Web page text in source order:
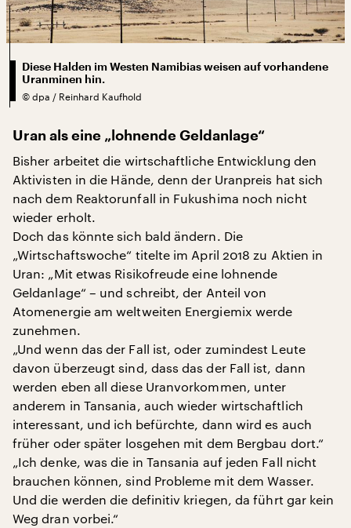
Diese Halden im Westen Namibias weisen auf vorhandene
Uranminen hin.
© dpa / Reinhard Kaufhold
Uran als eine „lohnende Geldanlage“
Bisher arbeitet die wirtschaftliche Entwicklung den
Aktivisten in die Hände, denn der Uranpreis hat sich
nach dem Reaktorunfall in Fukushima noch nicht
wieder erholt.
Doch das könnte sich bald ändern. Die
„Wirtschaftswoche“ titelte im April 2018 zu Aktien in
Uran: „Mit etwas Risikofreude eine lohnende
Geldanlage“ – und schreibt, der Anteil von
Atomenergie am weltweiten Energiemix werde
zunehmen.
„Und wenn das der Fall ist, oder zumindest Leute
davon überzeugt sind, dass das der Fall ist, dann
werden eben all diese Uranvorkommen, unter
anderem in Tansania, auch wieder wirtschaftlich
interessant, und ich befürchte, dann wird es auch
früher oder später losgehen mit dem Bergbau dort.“
„Ich denke, was die in Tansania auf jeden Fall nicht
brauchen können, sind Probleme mit dem Wasser.
Und die werden die definitiv kriegen, da führt gar kein
Weg dran vorbei.“